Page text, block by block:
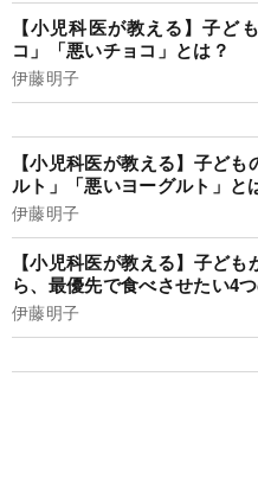
【小児科医が教える】子ど
コ」「悪いチョコ」とは？
伊藤明子
【小児科医が教える】子ど
ルト」「悪いヨーグルト」と
伊藤明子
【小児科医が教える】子ど
ら、最優先で食べさせたい4
伊藤明子